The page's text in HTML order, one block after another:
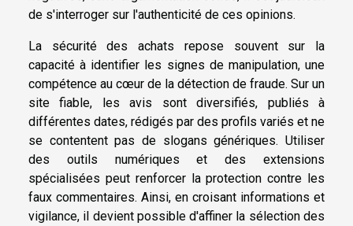
de s'interroger sur l'authenticité de ces opinions.
La sécurité des achats repose souvent sur la
capacité à identifier les signes de manipulation, une
compétence au cœur de la détection de fraude. Sur un
site fiable, les avis sont diversifiés, publiés à
différentes dates, rédigés par des profils variés et ne
se contentent pas de slogans génériques. Utiliser
des outils numériques et des extensions
spécialisées peut renforcer la protection contre les
faux commentaires. Ainsi, en croisant informations et
vigilance, il devient possible d'affiner la sélection des